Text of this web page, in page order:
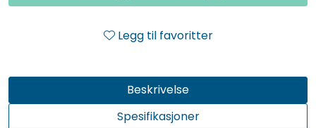
Legg til favoritter
Beskrivelse
Spesifikasjoner